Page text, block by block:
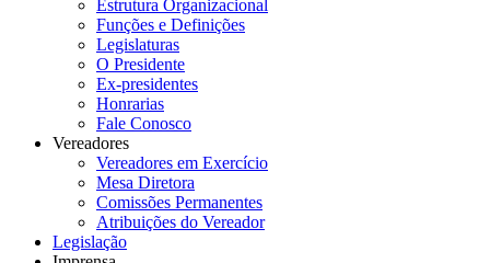
Estrutura Organizacional
Funções e Definições
Legislaturas
O Presidente
Ex-presidentes
Honrarias
Fale Conosco
Vereadores
Vereadores em Exercício
Mesa Diretora
Comissões Permanentes
Atribuições do Vereador
Legislação